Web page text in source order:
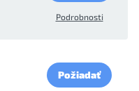
Podrobnosti
Požiadať